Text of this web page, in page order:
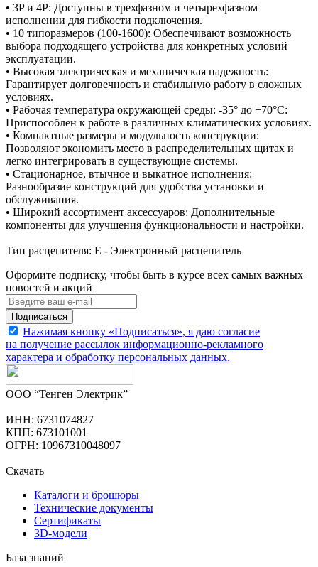
• 3P и 4P: Доступны в трехфазном и четырехфазном
исполнении для гибкости подключения.
• 10 типоразмеров (100-1600): Обеспечивают возможность
выбора подходящего устройства для конкретных условий
эксплуатации.
• Высокая электрическая и механическая надежность:
Гарантирует долговечность и стабильную работу в сложных
условиях.
• Рабочая температура окружающей среды: -35° до +70°C:
Приспособлен к работе в различных климатических условиях.
• Компактные размеры и модульность конструкции:
Позволяют экономить место в распределительных щитах и
легко интегрировать в существующие системы.
• Стационарное, втычное и выкатное исполнения:
Разнообразие конструкций для удобства установки и
обслуживания.
• Широкий ассортимент аксессуаров: Дополнительные
компоненты для улучшения функциональности и настройки.
Тип расцепителя: E - Электронный расцепитель
Оформите подписку, чтобы быть в курсе всех самых важных
новостей и акций
Подписаться
Нажимая кнопку «Подписаться», я даю согласие
на получение рассылок информационно-рекламного
характера и обработку персональных данных.
ООО “Тенген Электрик”
ИНН: 6731074827
КПП: 673101001
ОГРН: 10967310048097
Скачать
Каталоги и брошюры
Технические документы
Сертификаты
3D-модели
База знаний